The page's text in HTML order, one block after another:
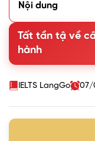
Nội dung
2. Công thức và
3. Dạng bị động
4. Các biến thể Lets
5. Các cụm từ với
Tất tần tậ về
hành
IELTS LangGo 07/